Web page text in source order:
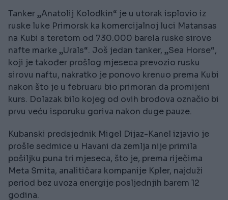
Tanker „Anatolij Kolodkin“ je u utorak isplovio iz
ruske luke Primorsk ka komercijalnoj luci Matansas
na Kubi s teretom od 730.000 barela ruske sirove
nafte marke „Urals“. Još jedan tanker, „Sea Horse“,
koji je također prošlog mjeseca prevozio rusku
sirovu naftu, nakratko je ponovo krenuo prema Kubi
nakon što je u februaru bio primoran da promijeni
kurs. Dolazak bilo kojeg od ovih brodova označio bi
prvu veću isporuku goriva nakon duge pauze.
Kubanski predsjednik Migel Dijaz-Kanel izjavio je
prošle sedmice u Havani da zemlja nije primila
pošiljku puna tri mjeseca, što je, prema riječima
Meta Smita, analitičara kompanije Kpler, najduži
period bez uvoza energije posljednjih barem 12
godina.